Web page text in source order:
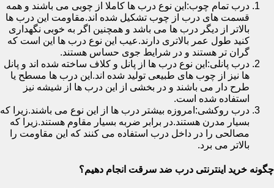
درب تمام چوب:این نوع درب ها کاملا از چوبی می باشند و همه
قسمت های درب از چوب تشکیل شده اند.مقاومت این درب ها
بالاتر از دیگر درب ها می باشد و همچنین اگر به خوبی نگهداری
کنید طول عمر بالاتری دارند.عیب این نوع درب ها این است که
گران تر هستند و در شرایط جوی حساس هستند.
درب پانلی:این نوع درب ها از پانل و کلاف ساخته شده اند و پانل
ها نیز از چوب های طبیعی تولید شده اند.این درب ها مسطح یا
طرح دار می باشند و در بخشی از این درب ها از شیشه نیز
استفاده شده است.
درب روکشی:امروزه بیشتر درب ها از این نوع می باشند.زیرا که
بسیار مدرن هستند.در برابر ضربه بسیار مقاوم هستند.زیرا که
مصالحی را در داخل درب استفاده می کنند که این مقاومت را
بالاتر می برد.
چگونه خرید اینترنتی درب ضد سرقت انجام دهیم؟